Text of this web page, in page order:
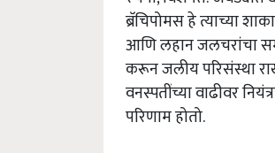
ब्रॅचिपोमस हे त्याच्या
आणि लहान जलचरांचा
करून जलीय परिसंस्था
वनस्पतींच्या वाढीवर
परिणाम होतो.